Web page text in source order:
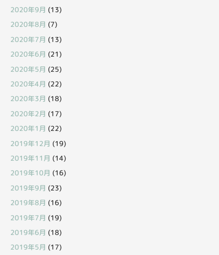
2020年9月 (13)
2020年8月 (7)
2020年7月 (13)
2020年6月 (21)
2020年5月 (25)
2020年4月 (22)
2020年3月 (18)
2020年2月 (17)
2020年1月 (22)
2019年12月 (19)
2019年11月 (14)
2019年10月 (16)
2019年9月 (23)
2019年8月 (16)
2019年7月 (19)
2019年6月 (18)
2019年5月 (17)